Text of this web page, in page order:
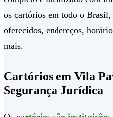
os cartórios em todo o
oferecidos, endereços,
mais.
Cartórios em Vila
Segurança Jurídica